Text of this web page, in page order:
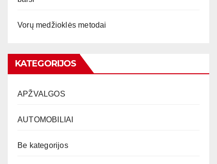
Vorų medžioklės metodai
KATEGORIJOS
APŽVALGOS
AUTOMOBILIAI
Be kategorijos